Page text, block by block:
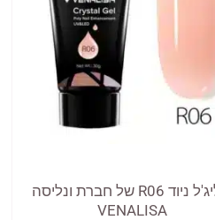
פוליג'ל ניוד R06 של חברת ונליסה
VENALISA